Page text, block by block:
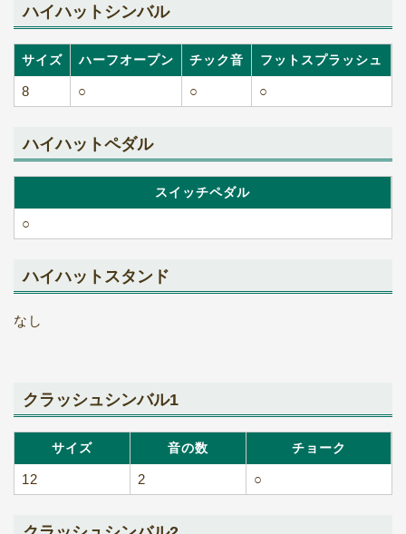
ハイハットシンバル
サイズ ハーフオープン チック音 フットスプラッシュ
8 ○ ○ ○
ハイハットペダル
スイッチペダル
○
ハイハットスタンド
なし
クラッシュシンバル1
サイズ 音の数 チョーク
12 2 ○